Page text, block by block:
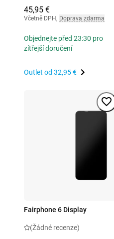
45,95 €
Včetně DPH, Doprava zdarma
Objednejte před 23:30 pro
zítřejší doručení
Outlet od 32,95 €
Fairphone 6 Display
(Žádné recenze)